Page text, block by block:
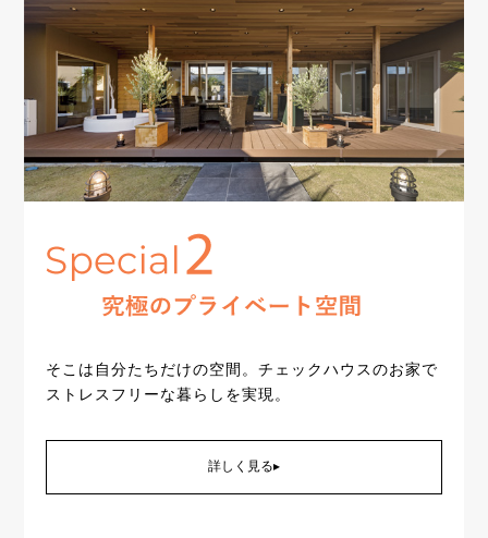
そこは自分たちだけの空間。チェックハウスのお家で
ストレスフリーな暮らしを実現。
詳しく見る▸